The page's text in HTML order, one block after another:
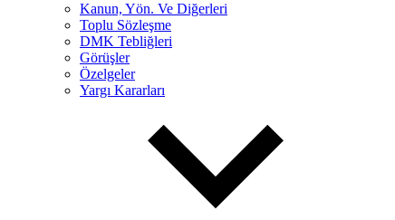
Kanun, Yön. Ve Diğerleri
Toplu Sözleşme
DMK Tebliğleri
Görüşler
Özelgeler
Yargı Kararları